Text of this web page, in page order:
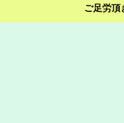
ご足労頂